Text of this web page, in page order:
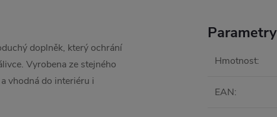
doplněk, který ochrání
Vyrobena ze stejného
vhodná do interiéru i
Hmotnost:
EAN: